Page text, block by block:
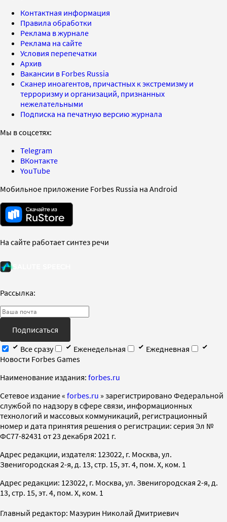
Контактная информация
Правила обработки
Реклама в журнале
Реклама на сайте
Условия перепечатки
Архив
Вакансии в Forbes Russia
Сканер иноагентов, причастных к экстремизму и
терроризму и организаций, признанных
нежелательными
Подписка на печатную версию журнала
Мы в соцсетях:
Telegram
ВКонтакте
YouTube
Мобильное приложение Forbes Russia на Android
На сайте работает синтез речи
Рассылка:
Подписаться
Все сразу
Еженедельная
Ежедневная
Новости Forbes Games
Наименование издания: forbes.ru
Cетевое издание « forbes.ru » зарегистрировано Федеральной
службой по надзору в сфере связи, информационных
технологий и массовых коммуникаций, регистрационный
номер и дата принятия решения о регистрации: серия Эл №
ФС77-82431 от 23 декабря 2021 г.
Адрес редакции, издателя: 123022, г. Москва, ул.
Звенигородская 2-я, д. 13, стр. 15, эт. 4, пом. X, ком. 1
Адрес редакции: 123022, г. Москва, ул. Звенигородская 2-я, д.
13, стр. 15, эт. 4, пом. X, ком. 1
Главный редактор: Мазурин Николай Дмитриевич